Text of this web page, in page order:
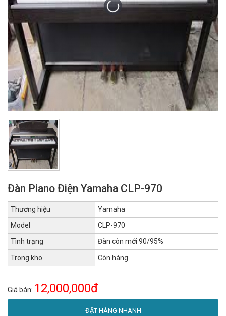
Đàn Piano Điện Yamaha CLP-970
Thương hiệu
Yamaha
Model
CLP-970
Tình trạng
Đàn còn mới 90/95%
Trong kho
Còn hàng
Giá bán: 12,000,000đ
ĐẶT HÀNG NHANH